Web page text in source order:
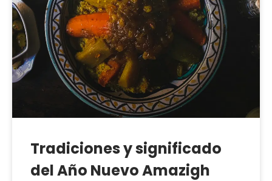
Tradiciones y significado
del Año Nuevo Amazigh